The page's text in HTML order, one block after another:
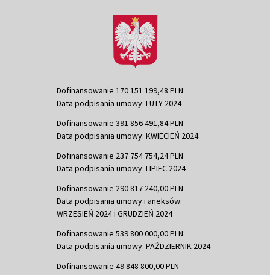
Dofinansowanie 170 151 199,48 PLN
Data podpisania umowy: LUTY 2024
Dofinansowanie 391 856 491,84 PLN
Data podpisania umowy: KWIECIEŃ 2024
Dofinansowanie 237 754 754,24 PLN
Data podpisania umowy: LIPIEC 2024
Dofinansowanie 290 817 240,00 PLN
Data podpisania umowy i aneksów:
WRZESIEŃ 2024 i GRUDZIEŃ 2024
Dofinansowanie 539 800 000,00 PLN
Data podpisania umowy: PAŹDZIERNIK 2024
Dofinansowanie 49 848 800,00 PLN